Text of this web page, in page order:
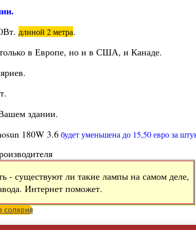
длиной 2 метра.
в Европе, но и в США, и Канаде.
здании.
180W 3.6будет уменьшена до 15,50 евро за
- существуют ли такие лампы на самом деле,
Интернет поможет.
солярия